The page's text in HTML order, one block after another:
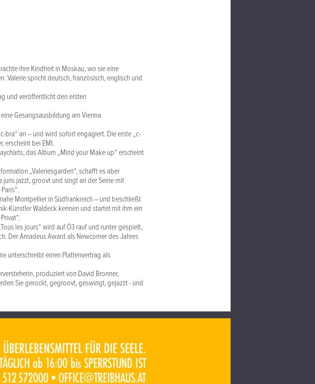
ihre Kindheit in Moskau, wo sie eine
Valerie spricht deutsch, französisch, englisch und
und veröffentlicht den ersten
Gesangsausbildung am Vienna
bra“ an – und wird sofort engagiert. Die erste „c-
erscheint bei EMI.
das Album „Mind your Make up“ erscheint
„Valeriesgarden“, schafft es aber
jazzt, groovt und singt an der Seine mit
Montpellier in Südfrankreich – und beschließt
Künstler Waldeck kennen und startet mit ihm ein
les jours“ wird auf Ö3 rauf und runter gespielt,
Der Amadeus Award als Newcomer des Jahres
unterschreibt einen Plattenvertrag als
produziert von David Bronner,
Sie gerockt, gegroovt, geswingt, gejazzt - und